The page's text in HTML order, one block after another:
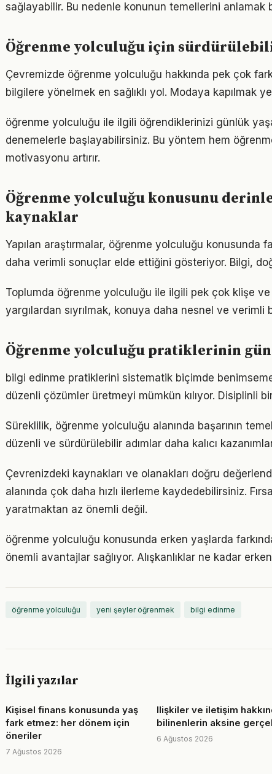
sağlayabilir. Bu nedenle konunun temellerini anlamak
Öğrenme yolculuğu için
Çevremizde öğrenme yolculuğu hakkında pek çok
bilgilere yönelmek en sağlıklı yol. Modaya kapılmak
öğrenme yolculuğu ile ilgili öğrendiklerinizi günlük
denemelerle başlayabilirsiniz. Bu yöntem hem
motivasyonu artırır.
Öğrenme yolculuğu konusunu
kaynaklar
Yapılan araştırmalar, öğrenme yolculuğu konusunda
daha verimli sonuçlar elde ettiğini gösteriyor. Bilgi,
Toplumda öğrenme yolculuğu ile ilgili pek çok klişe ve
yargılardan sıyrılmak, konuya daha nesnel ve verimli
Öğrenme yolculuğu pratiklerinin
bilgi edinme pratiklerini sistematik biçimde
düzenli çözümler üretmeyi mümkün kılıyor. Disiplinli
Süreklilik, öğrenme yolculuğu alanında başarının
düzenli ve sürdürülebilir adımlar daha kalıcı
Çevrenizdeki kaynakları ve olanakları doğru
alanında çok daha hızlı ilerleme kaydedebilirsiniz.
yaratmaktan az önemli değil.
öğrenme yolculuğu konusunda erken yaşlarda
önemli avantajlar sağlıyor. Alışkanlıklar ne kadar
öğrenme yolculuğu yeni şeyler öğrenmek bilgi edinme
İlgili yazılar
Kişisel finans konusunda yaş
fark etmez: her dönem için
öneriler
7 Ağustos 2026
Ilişkiler ve iletişim
bilinenlerin aksine
6 Ağustos 2026